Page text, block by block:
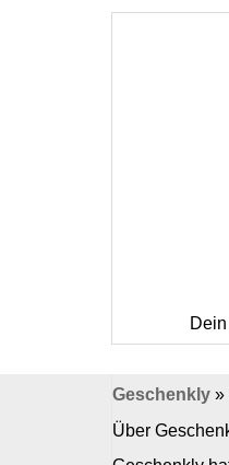
Geschenkly »
Über